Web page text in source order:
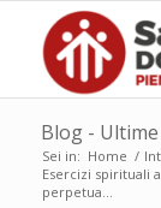
Blog -
Sei in: Home /
Esercizi spirituali
perpetua...